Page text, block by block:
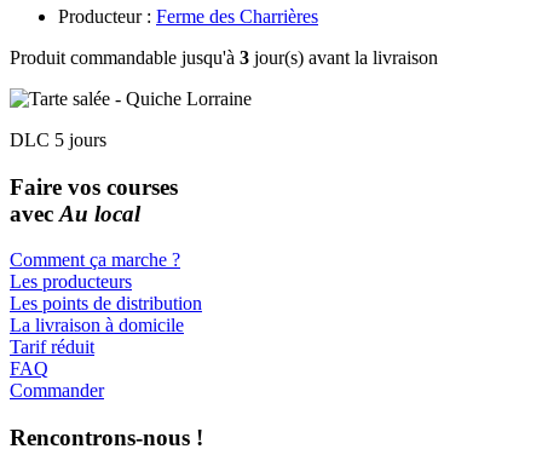
Producteur : Ferme des Charrières
Produit commandable jusqu'à 3 jour(s) avant la livraison
DLC 5 jours
Faire vos courses
avec Au local
Comment ça marche ?
Les producteurs
Les points de distribution
La livraison à domicile
Tarif réduit
FAQ
Commander
Rencontrons-nous !